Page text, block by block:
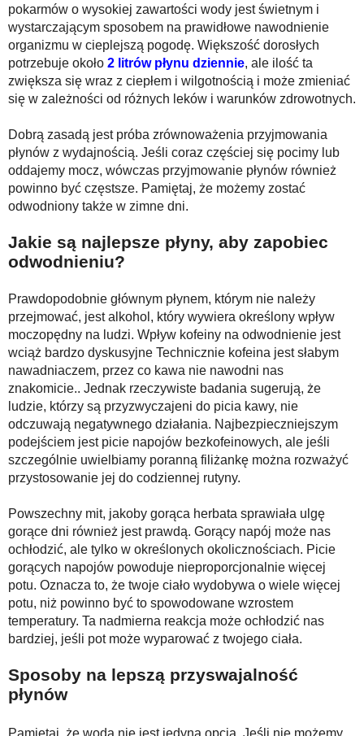
pokarmów o wysokiej zawartości wody jest świetnym i
wystarczającym sposobem na prawidłowe nawodnienie
organizmu w cieplejszą pogodę. Większość dorosłych
potrzebuje około 2 litrów płynu dziennie, ale ilość ta
zwiększa się wraz z ciepłem i wilgotnością i może zmieniać
się w zależności od różnych leków i warunków zdrowotnych.
Dobrą zasadą jest próba zrównoważenia przyjmowania
płynów z wydajnością. Jeśli coraz częściej się pocimy lub
oddajemy mocz, wówczas przyjmowanie płynów również
powinno być częstsze. Pamiętaj, że możemy zostać
odwodniony także w zimne dni.
Jakie są najlepsze płyny, aby zapobiec
odwodnieniu?
Prawdopodobnie głównym płynem, którym nie należy
przejmować, jest alkohol, który wywiera określony wpływ
moczopędny na ludzi. Wpływ kofeiny na odwodnienie jest
wciąż bardzo dyskusyjne Technicznie kofeina jest słabym
nawadniaczem, przez co kawa nie nawodni nas
znakomicie.. Jednak rzeczywiste badania sugerują, że
ludzie, którzy są przyzwyczajeni do picia kawy, nie
odczuwają negatywnego działania. Najbezpieczniejszym
podejściem jest picie napojów bezkofeinowych, ale jeśli
szczególnie uwielbiamy poranną filiżankę można rozważyć
przystosowanie jej do codziennej rutyny.
Powszechny mit, jakoby gorąca herbata sprawiała ulgę
gorące dni również jest prawdą. Gorący napój może nas
ochłodzić, ale tylko w określonych okolicznościach. Picie
gorących napojów powoduje nieproporcjonalnie więcej
potu. Oznacza to, że twoje ciało wydobywa o wiele więcej
potu, niż powinno być to spowodowane wzrostem
temperatury. Ta nadmierna reakcja może ochłodzić nas
bardziej, jeśli pot może wyparować z twojego ciała.
Sposoby na lepszą przyswajalność
płynów